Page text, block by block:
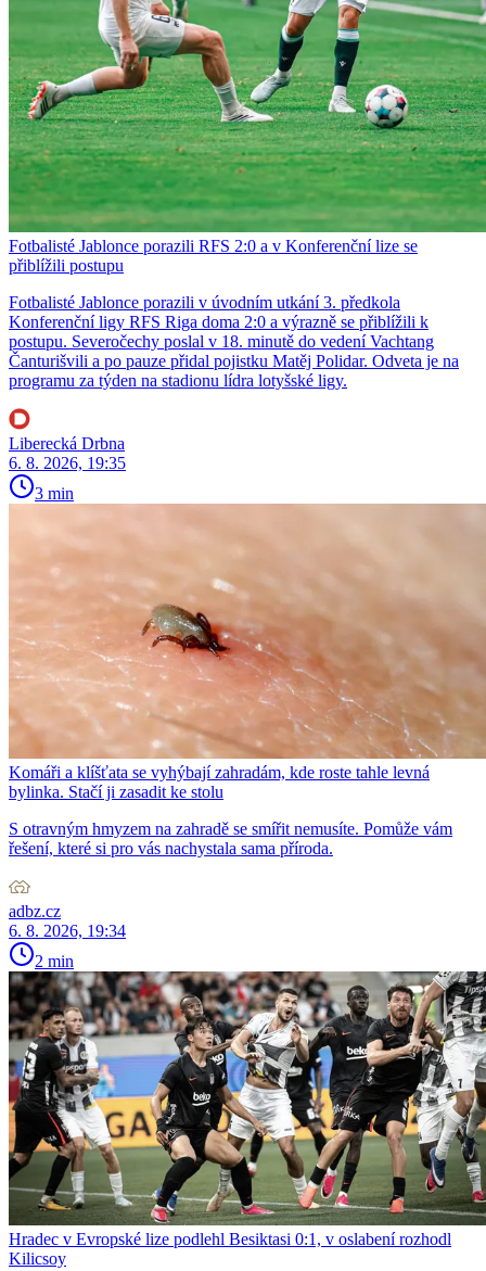
Fotbalisté Jablonce porazili RFS 2:0 a v Konferenční lize se
přiblížili postupu
Fotbalisté Jablonce porazili v úvodním utkání 3. předkola
Konferenční ligy RFS Riga doma 2:0 a výrazně se přiblížili k
postupu. Severočechy poslal v 18. minutě do vedení Vachtang
Čanturišvili a po pauze přidal pojistku Matěj Polidar. Odveta je na
programu za týden na stadionu lídra lotyšské ligy.
Liberecká Drbna
6. 8. 2026, 19:35
3 min
Komáři a klíšťata se vyhýbají zahradám, kde roste tahle levná
bylinka. Stačí ji zasadit ke stolu
S otravným hmyzem na zahradě se smířit nemusíte. Pomůže vám
řešení, které si pro vás nachystala sama příroda.
adbz.cz
6. 8. 2026, 19:34
2 min
Hradec v Evropské lize podlehl Besiktasi 0:1, v oslabení rozhodl
Kilicsoy